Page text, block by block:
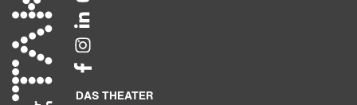
DAS THEATER